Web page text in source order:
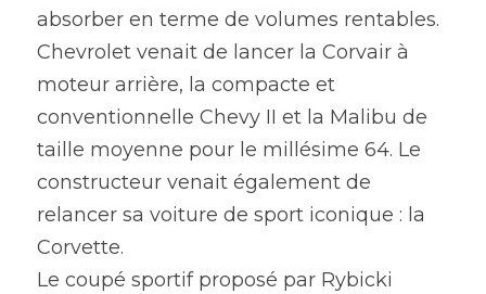
absorber en terme de volumes rentables.
Chevrolet venait de lancer la Corvair à
moteur arrière, la compacte et
conventionnelle Chevy II et la Malibu de
taille moyenne pour le millésime 64. Le
constructeur venait également de
relancer sa voiture de sport iconique : la
Corvette.
Le coupé sportif proposé par Rybicki